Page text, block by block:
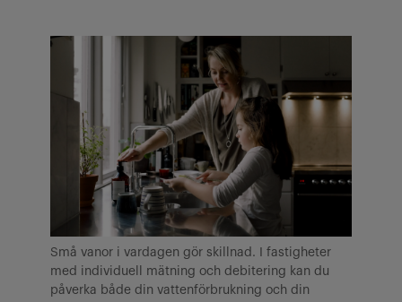
Små vanor i vardagen gör skillnad. I fastigheter
med individuell mätning och debitering kan du
påverka både din vattenförbrukning och din